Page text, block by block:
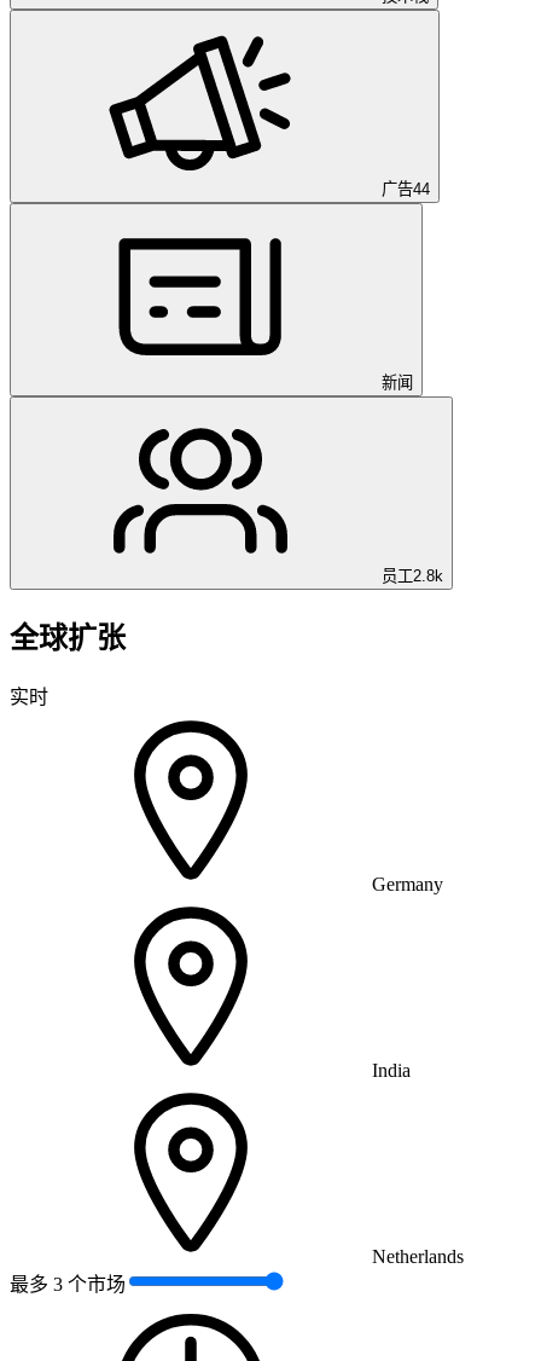
广告44
新闻
员工2.8k
全球扩张
实时
Germany
India
Netherlands
最多 3 个市场